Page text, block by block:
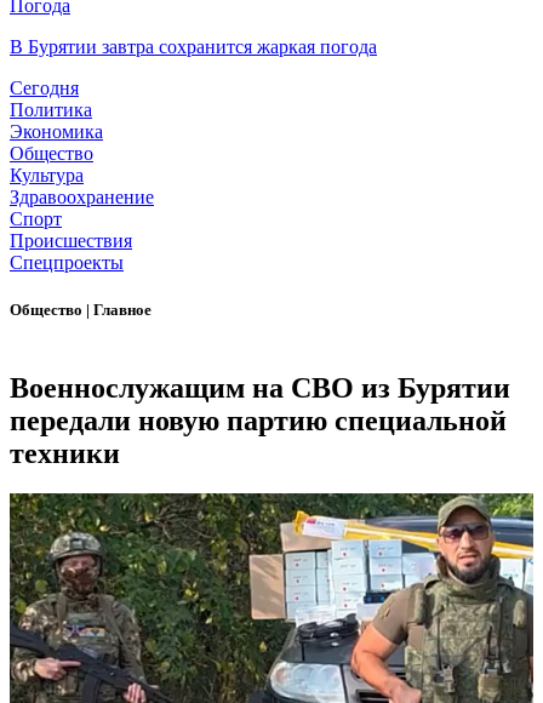
Погода
В Бурятии завтра сохранится жаркая погода
Сегодня
Политика
Экономика
Общество
Культура
Здравоохранение
Спорт
Происшествия
Спецпроекты
Общество | Главное
Военнослужащим на СВО из Бурятии
передали новую партию специальной
техники